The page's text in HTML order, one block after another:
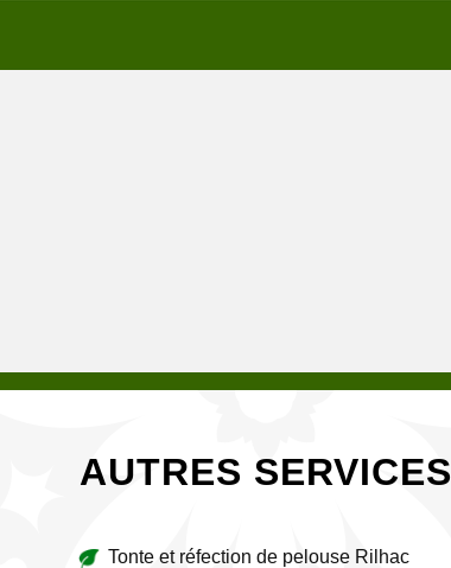
AUTRES SERVICES
Tonte et réfection de pelouse Rilhac